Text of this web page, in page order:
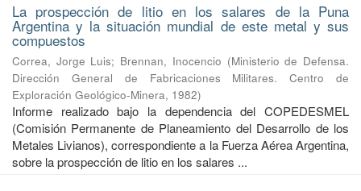
La prospección de litio en los salares de la Puna
Argentina y la situación mundial de este metal y sus
compuestos
Correa, Jorge Luis; Brennan, Inocencio (Ministerio de Defensa.
Dirección General de Fabricaciones Militares. Centro de
Exploración Geológico-Minera, 1982)
Informe realizado bajo la dependencia del COPEDESMEL
(Comisión Permanente de Planeamiento del Desarrollo de los
Metales Livianos), correspondiente a la Fuerza Aérea Argentina,
sobre la prospección de litio en los salares ...